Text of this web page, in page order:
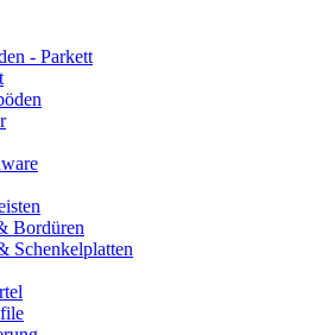
- Parkett
Bordüren
Schenkelplatten